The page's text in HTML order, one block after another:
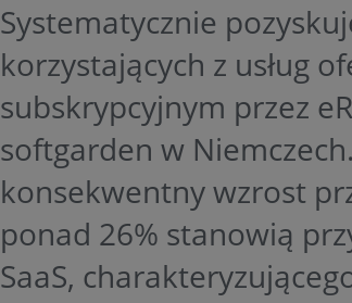
Systematycznie
korzystających z usług
subskrypcyjnym przez
softgarden w
konsekwentny wzrost
ponad 26% stanowią
SaaS,